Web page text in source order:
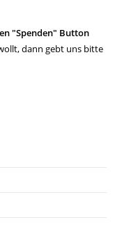
"Spenden" Button
dann gebt uns bitte